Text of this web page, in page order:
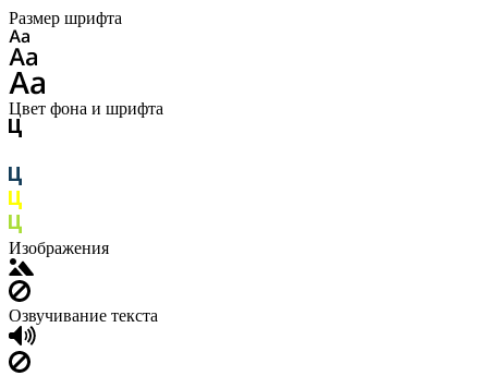
Размер шрифта
Цвет фона и шрифта
Изображения
Озвучивание текста